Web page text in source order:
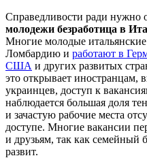
Справедливости ради нужно
молодежи безработица в
Многие молодые
Ломбардию и работают в
США и других развитых
это открывает иностранцам,
украинцев, доступ к
наблюдается большая доля
и зачастую рабочие места
доступе. Многие вакансии
и друзьям, так как семейный
развит.